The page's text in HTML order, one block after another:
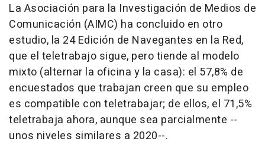
La Asociación para la Investigación de Medios de
Comunicación (AIMC) ha concluido en otro
estudio, la 24 Edición de Navegantes en la Red,
que el teletrabajo sigue, pero tiende al modelo
mixto (alternar la oficina y la casa): el 57,8% de
encuestados que trabajan creen que su empleo
es compatible con teletrabajar; de ellos, el 71,5%
teletrabaja ahora, aunque sea parcialmente --
unos niveles similares a 2020--.